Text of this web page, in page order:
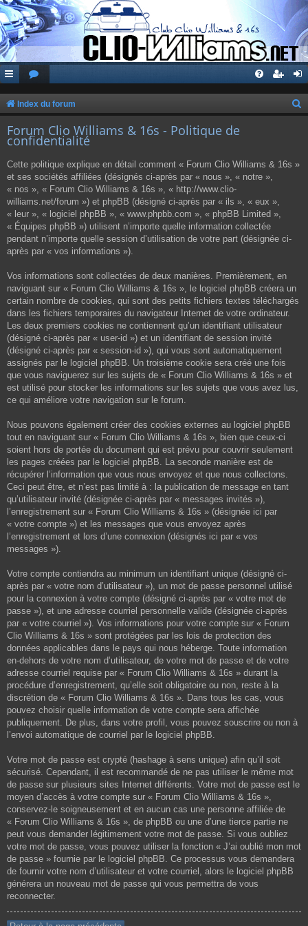
Index du forum
Forum Clio Williams & 16s - Politique de
confidentialité
Cette politique explique en détail comment « Forum Clio Williams & 16s »
et ses sociétés affiliées (désignés ci-après par « nous », « notre »,
« nos », « Forum Clio Williams & 16s », « http://www.clio-
williams.net/forum ») et phpBB (désigné ci-après par « ils », « eux »,
« leur », « logiciel phpBB », « www.phpbb.com », « phpBB Limited »,
« Équipes phpBB ») utilisent n’importe quelle information collectée
pendant n’importe quelle session d’utilisation de votre part (désignée ci-
après par « vos informations »).
Vos informations sont collectées de deux manières. Premièrement, en
naviguant sur « Forum Clio Williams & 16s », le logiciel phpBB créera un
certain nombre de cookies, qui sont des petits fichiers textes téléchargés
dans les fichiers temporaires du navigateur Internet de votre ordinateur.
Les deux premiers cookies ne contiennent qu’un identifiant utilisateur
(désigné ci-après par « user-id ») et un identifiant de session invité
(désigné ci-après par « session-id »), qui vous sont automatiquement
assignés par le logiciel phpBB. Un troisième cookie sera créé une fois
que vous naviguerez sur les sujets de « Forum Clio Williams & 16s » et
est utilisé pour stocker les informations sur les sujets que vous avez lus,
ce qui améliore votre navigation sur le forum.
Nous pouvons également créer des cookies externes au logiciel phpBB
tout en naviguant sur « Forum Clio Williams & 16s », bien que ceux-ci
soient hors de portée du document qui est prévu pour couvrir seulement
les pages créées par le logiciel phpBB. La seconde manière est de
récupérer l’information que vous nous envoyez et que nous collectons.
Ceci peut être, et n’est pas limité à : la publication de message en tant
qu’utilisateur invité (désignée ci-après par « messages invités »),
l’enregistrement sur « Forum Clio Williams & 16s » (désignée ici par
« votre compte ») et les messages que vous envoyez après
l’enregistrement et lors d’une connexion (désignés ici par « vos
messages »).
Votre compte contiendra au minimum un identifiant unique (désigné ci-
après par « votre nom d’utilisateur »), un mot de passe personnel utilisé
pour la connexion à votre compte (désigné ci-après par « votre mot de
passe »), et une adresse courriel personnelle valide (désignée ci-après
par « votre courriel »). Vos informations pour votre compte sur « Forum
Clio Williams & 16s » sont protégées par les lois de protection des
données applicables dans le pays qui nous héberge. Toute information
en-dehors de votre nom d’utilisateur, de votre mot de passe et de votre
adresse courriel requise par « Forum Clio Williams & 16s » durant la
procédure d’enregistrement, qu’elle soit obligatoire ou non, reste à la
discrétion de « Forum Clio Williams & 16s ». Dans tous les cas, vous
pouvez choisir quelle information de votre compte sera affichée
publiquement. De plus, dans votre profil, vous pouvez souscrire ou non à
l’envoi automatique de courriel par le logiciel phpBB.
Votre mot de passe est crypté (hashage à sens unique) afin qu’il soit
sécurisé. Cependant, il est recommandé de ne pas utiliser le même mot
de passe sur plusieurs sites Internet différents. Votre mot de passe est le
moyen d’accès à votre compte sur « Forum Clio Williams & 16s »,
conservez-le soigneusement et en aucun cas une personne affiliée de
« Forum Clio Williams & 16s », de phpBB ou une d’une tierce partie ne
peut vous demander légitimement votre mot de passe. Si vous oubliez
votre mot de passe, vous pouvez utiliser la fonction « J’ai oublié mon mot
de passe » fournie par le logiciel phpBB. Ce processus vous demandera
de fournir votre nom d’utilisateur et votre courriel, alors le logiciel phpBB
générera un nouveau mot de passe qui vous permettra de vous
reconnecter.